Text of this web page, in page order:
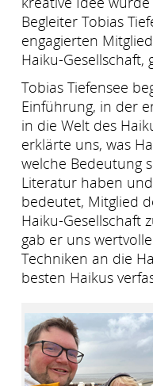
Begleiter Tobias
engagierten
Haiku-Gesellschaft,
Tobias Tiefensee
Einführung, in der
in die Welt des
erklärte uns, was
welche Bedeutung
Literatur haben
bedeutet, Mitglied
Haiku-Gesellschaft
gab er uns
Techniken an die
besten Haikus